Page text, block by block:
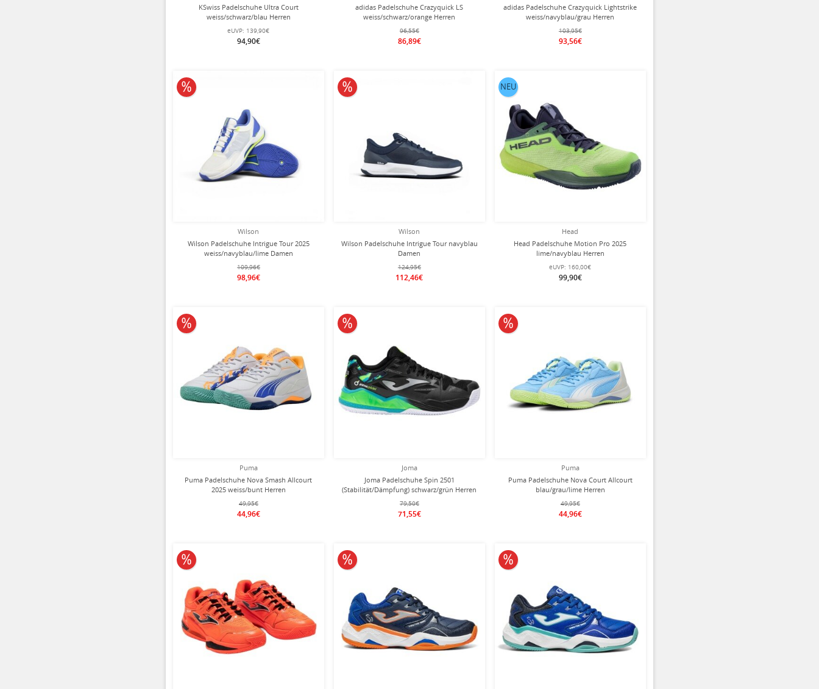
KSwiss Padelschuhe Ultra Court
weiss/schwarz/blau Herren
eUVP: 139,90€
94,90€
adidas Padelschuhe Crazyquick LS
weiss/schwarz/orange Herren
96,55€
86,89€
adidas Padelschuhe Crazyquick Lightstrike
weiss/navyblau/grau Herren
103,95€
93,56€
Wilson
Wilson Padelschuhe Intrigue Tour 2025
weiss/navyblau/lime Damen
109,96€
98,96€
10% reduziert
Wilson
Wilson Padelschuhe Intrigue Tour navyblau
Damen
124,95€
112,46€
10% reduziert
Head
Head Padelschuhe Motion Pro 2025
lime/navyblau Herren
eUVP: 160,00€
99,90€
NEU
Puma
Puma Padelschuhe Nova Smash Allcourt
2025 weiss/bunt Herren
49,95€
44,96€
10% reduziert
Joma
Joma Padelschuhe Spin 2501
(Stabilität/Dämpfung) schwarz/grün Herren
79,50€
71,55€
10% reduziert
Puma
Puma Padelschuhe Nova Court Allcourt
blau/grau/lime Herren
49,95€
44,96€
10% reduziert
10% reduziert 10% reduziert 10% reduziert